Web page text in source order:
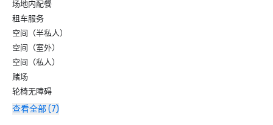
场地内配餐
租车服务
空间（半私人）
空间（室外）
空间（私人）
赌场
轮椅无障碍
查看全部 (7)